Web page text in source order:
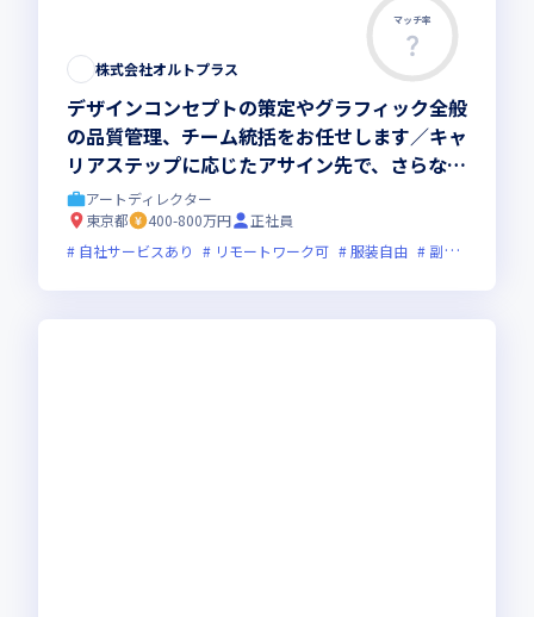
マッチ率
株式会社オルトプラス
デザインコンセプトの策定やグラフィック全般
の品質管理、チーム統括をお任せします／キャ
リアステップに応じたアサイン先で、さらなる
事業躍進に向けて取り組める環境です
アートディレクター
東京都
400-800万円
正社員
自社サービスあり
リモートワーク可 服装自由 副業可